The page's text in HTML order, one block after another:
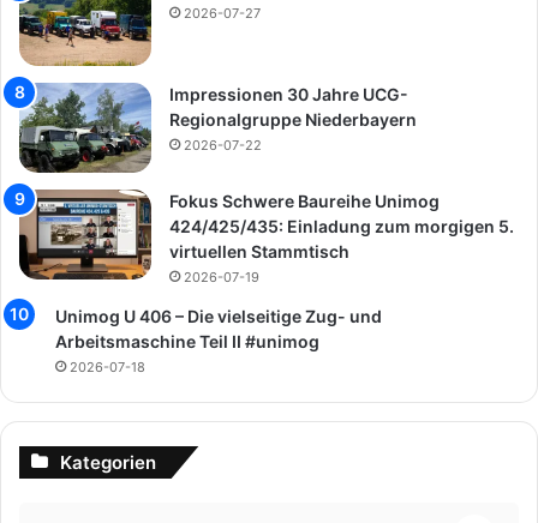
2026-07-27
Impressionen 30 Jahre UCG-
Regionalgruppe Niederbayern
2026-07-22
Fokus Schwere Baureihe Unimog
424/425/435: Einladung zum morgigen 5.
virtuellen Stammtisch
2026-07-19
Unimog U 406 – Die vielseitige Zug- und
Arbeitsmaschine Teil II #unimog
2026-07-18
Kategorien